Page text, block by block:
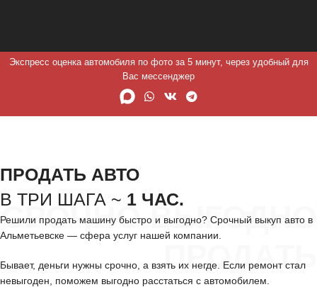
Экспресс оценка автомобиля по фото за 5 минут, через удобный для
Вас мессенджер
СРОЧНО ВЫГОДНО
ПРОДАТЬ
ПРОДАТЬ АВТО
В ТРИ ШАГА ~ 1 ЧАС.
Решили продать машину быстро и выгодно? Срочный выкуп авто в
Альметьевске — сфера услуг нашей компании.
Бывает, деньги нужны срочно, а взять их негде. Если ремонт стал
невыгоден, поможем выгодно расстаться с автомобилем.